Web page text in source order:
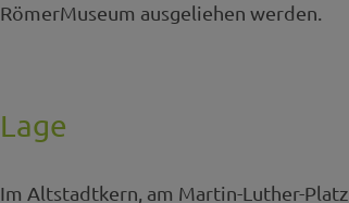
RömerMuseum ausgeliehen werden.
Lage
Im Altstadtkern, am Martin-Luther-Platz